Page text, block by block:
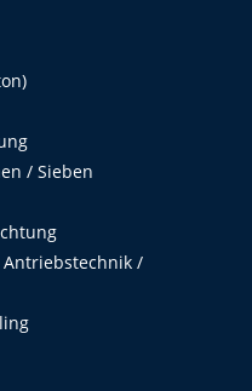
/ Sieben
Antriebstechnik /